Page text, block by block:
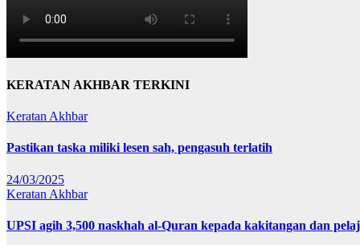
KERATAN AKHBAR TERKINI
Keratan Akhbar
Pastikan taska miliki lesen sah, pengasuh terlatih
24/03/2025
Keratan Akhbar
UPSI agih 3,500 naskhah al-Quran kepada kakitangan dan